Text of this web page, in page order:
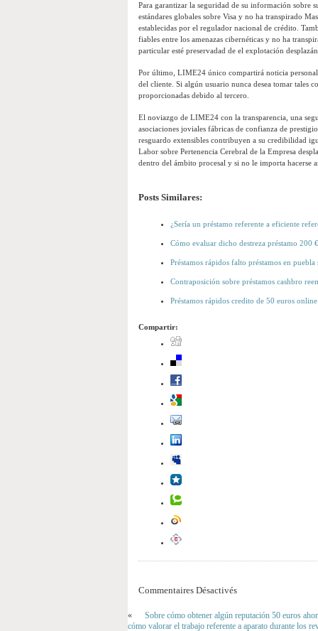
Para garantizar la seguridad de su información sobre
estándares globales sobre Visa y no ha transpirado
establecidas por el regulador nacional de crédito.
fiables entre los amenazas cibernéticas y no ha
particular esté preservadad de el explotación
Por último, LIME24 único compartirá noticia
del cliente. Si algún usuario nunca desea tomar tales
proporcionadas debido al tercero.
El noviazgo de LIME24 con la transparencia, una
asociaciones joviales fábricas de confianza de
resguardo extensibles contribuyen a su credibilidad
Labor sobre Pertenencia Cerebral de la Empresa
dentro del ámbito procesal y si no le importa hacerse
Posts Similares:
¿Serí­a un préstamo referente a eficiente
Cómo evaluar dicho destreza préstamo 200
Préstamos rápidos falto préstamos en
Contraposición sobre préstamos cashbro
Préstamos rápidos credito de 50 euros online
Compartir:
Commentaires Désactivés
«
Sobre cómo obtener algún reputación 50 euros
cómo valorar el trabajo referente a aparato durante los